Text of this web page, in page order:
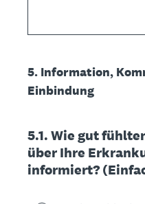
5. Information,
Einbindung
5.1. Wie gut
über Ihre
informiert?